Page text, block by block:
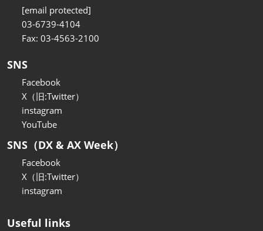
[email protected]
03-6739-4104
Fax: 03-4563-2100
SNS
Facebook
X（旧:Twitter）
instagram
YouTube
SNS（DX & AX Week）
Facebook
X（旧:Twitter）
instagram
Useful links